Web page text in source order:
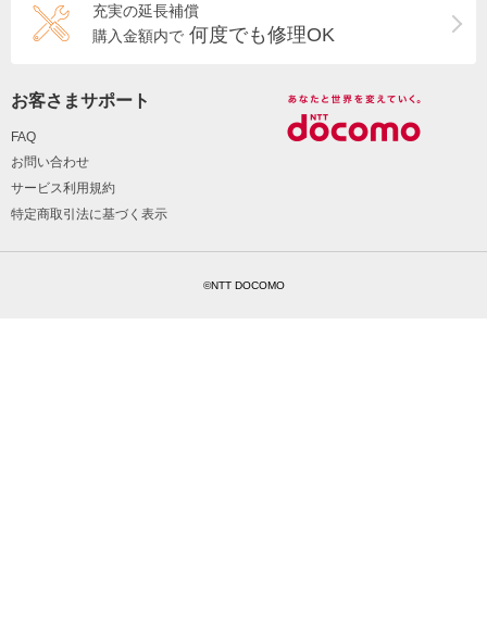
充実の延長補償
購入金額内で 何度でも修理OK
お客さまサポート
FAQ
お問い合わせ
サービス利用規約
特定商取引法に基づく表示
©NTT DOCOMO